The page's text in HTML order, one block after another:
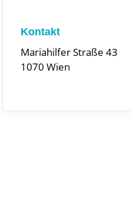
Kontakt
Mariahilfer Straße 43
1070 Wien